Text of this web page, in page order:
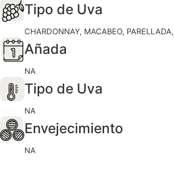
Tipo de Uva
CHARDONNAY, MACABEO,
Añada
NA
Tipo de Uva
NA
Envejecimiento
NA